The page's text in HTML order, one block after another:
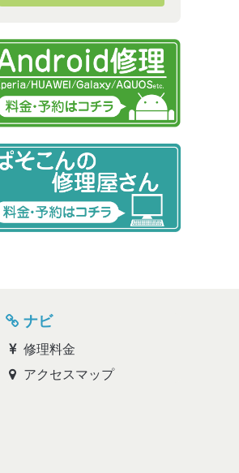
ナビ
修理料金
アクセスマップ